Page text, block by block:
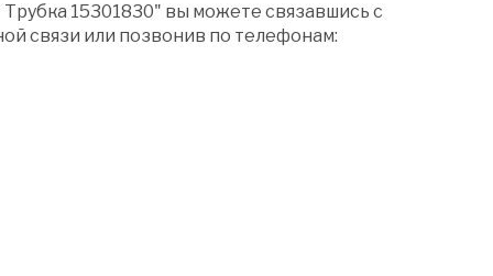
15301830" вы можете связавшись с
связи или позвонив по телефонам: